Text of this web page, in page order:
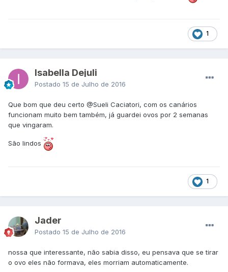
1
Isabella Dejuli
Postado 15 de Julho de 2016
Que bom que deu certo @Sueli Caciatori, com os canários
funcionam muito bem também, já guardei ovos por 2 semanas
que vingaram.
São lindos
1
Jader
Postado 15 de Julho de 2016
nossa que interessante, não sabia disso, eu pensava que se tirar
o ovo eles não formava, eles morriam automaticamente.